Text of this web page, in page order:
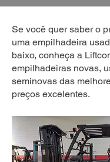
Se você quer saber o
uma empilhadeira
baixo, conheça a
empilhadeiras novas,
seminovas das
preços excelentes.